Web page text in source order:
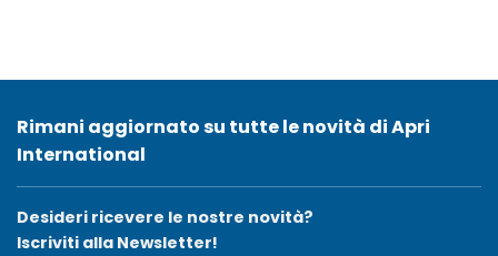
Rimani aggiornato su tutte le novità di Apri
International
Desideri ricevere le nostre novità?
Iscriviti alla Newsletter!